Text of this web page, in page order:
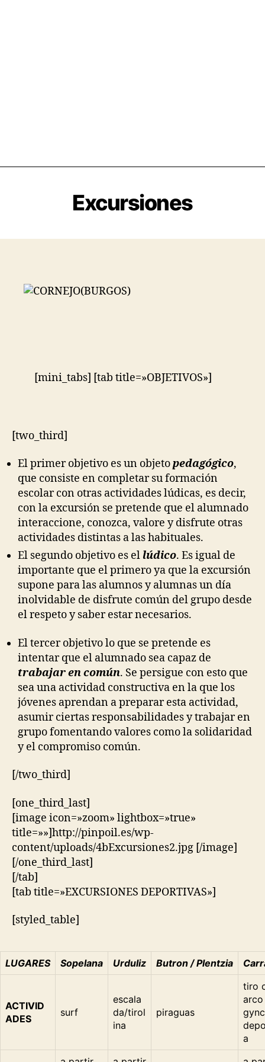
Excursiones
[mini_tabs] [tab title=»OBJETIVOS»]
[two_third]
El primer objetivo es un objetopedagógico,
que consiste en completar su formación
escolar con otras actividades lúdicas, es decir,
con la excursión se pretende que el alumnado
interaccione, conozca, valore y disfrute otras
actividades distintas a las habituales.
El segundo objetivo es el lúdico. Es igual de
importante que el primero ya que la excursión
supone para las alumnos y alumnas un día
inolvidable de disfrute común del grupo desde
el respeto y saber estar necesarios.
El tercer objetivo lo que se pretende es
intentar que el alumnado sea capaz de
trabajar en común. Se persigue con esto que
sea una actividad constructiva en la que los
jóvenes aprendan a preparar esta actividad,
asumir ciertas responsabilidades y trabajar en
grupo fomentando valores como la solidaridad
y el compromiso común.
[/two_third]
[one_third_last]
[image icon=»zoom» lightbox=»true»
title=»»]http://pinpoil.es/wp-
content/uploads/4bExcursiones2.jpg [/image]
[/one_third_last]
[/tab]
[tab title=»EXCURSIONES DEPORTIVAS»]
[styled_table]
LUGARES Sopelana Urduliz Butron / Plentzia
ACTIVID
ADES
surf
escala
da/tirol
ina
piraguas
tiro
a